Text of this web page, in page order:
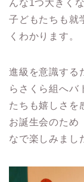
んな1つ大きく
子どもたちも就
くわかります。
進級を意識する
らさくら組へバ
たちも嬉しさを
お誕生会のため
なで楽しみまし